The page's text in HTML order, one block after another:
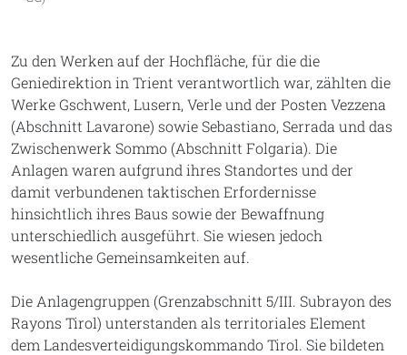
Zu den Werken auf der Hochfläche, für die die
Geniedirektion in Trient verantwortlich war, zählten die
Werke Gschwent, Lusern, Verle und der Posten Vezzena
(Abschnitt Lavarone) sowie Sebastiano, Serrada und das
Zwischenwerk Sommo (Abschnitt Folgaria). Die
Anlagen waren aufgrund ihres Standortes und der
damit verbundenen taktischen Erfordernisse
hinsichtlich ihres Baus sowie der Bewaffnung
unterschiedlich ausgeführt. Sie wiesen jedoch
wesentliche Gemeinsamkeiten auf.
Die Anlagengruppen (Grenzabschnitt 5/III. Subrayon des
Rayons Tirol) unterstanden als territoriales Element
dem Landesverteidigungskommando Tirol. Sie bildeten